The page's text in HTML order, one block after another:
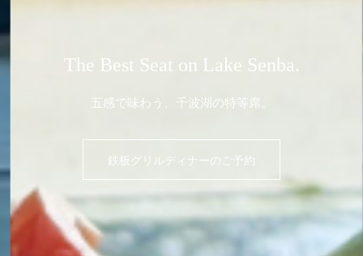
The Best Seat on Lake Senba.
五感で味わう、千波湖の特等席。
鉄板グリルディナーのご予約